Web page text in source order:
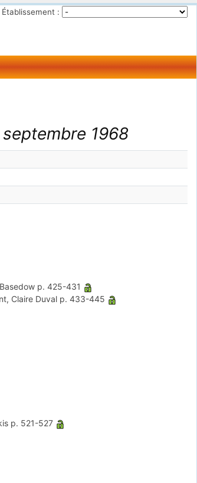
Établissement :
1968
p. 425-431
Claire Duval p. 433-445
p. 521-527